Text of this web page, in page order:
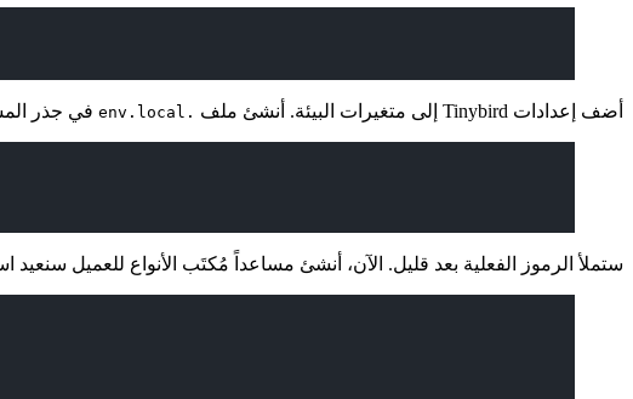
أضف إعدادات Tinybird إلى متغيرات البيئة. أنشئ ملف .env.local في جذر
ستملأ الرموز الفعلية بعد قليل. الآن، أنشئ مساعداً مُكتَب الأنواع للعميل سنعيد